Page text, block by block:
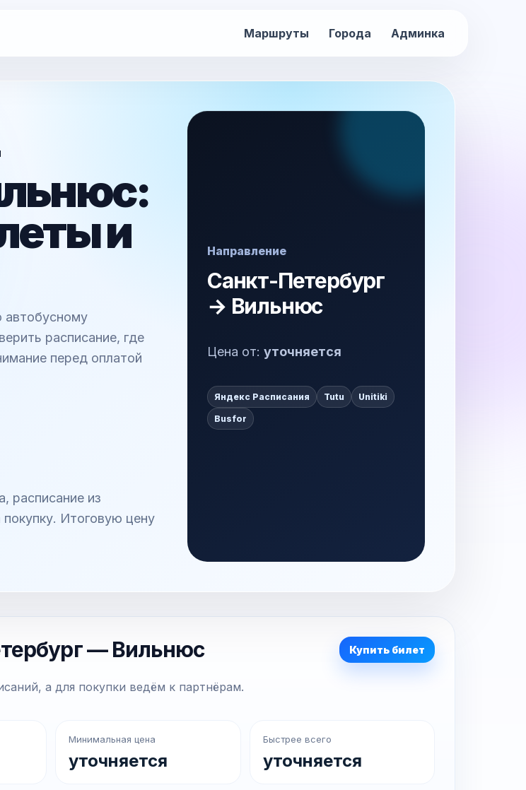
Маршруты Города Админка
и
автобусному
расписание, где
перед оплатой
расписание из
Итоговую цену
Направление
Санкт-Петербург
→ Вильнюс
Цена от: уточняется
Яндекс Расписания Tutu Unitiki
Busfor
— Вильнюс
а для покупки ведём к партнёрам.
Купить билет
Минимальная цена
уточняется
Быстрее всего
уточняется